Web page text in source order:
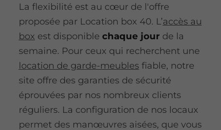
La flexibilité est au cœur de l'offre
proposée par Location box 40. L’accès au
box est disponible chaque jourde la
semaine. Pour ceux qui recherchent une
location de garde-meubles fiable, notre
site offre des garanties de sécurité
éprouvées par nos nombreux clients
réguliers. La configuration de nos locaux
permet des manœuvres aisées, que vous